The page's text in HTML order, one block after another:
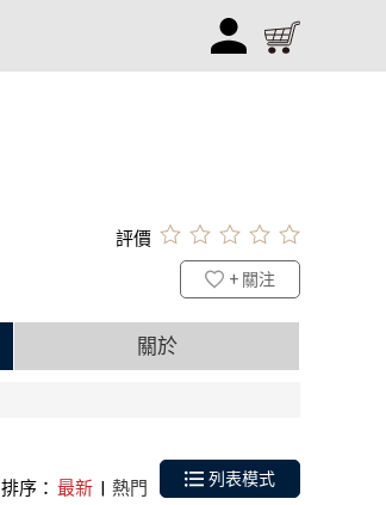
評價
+ 關注
關於
排序： 最新 | 熱門 列表模式